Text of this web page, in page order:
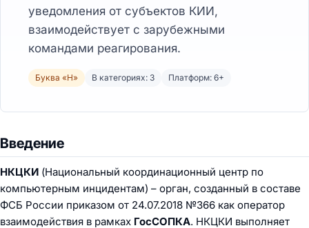
уведомления от субъектов КИИ,
взаимодействует с зарубежными
командами реагирования.
Буква «Н» В категориях: 3 Платформ: 6+
Введение
НКЦКИ (Национальный координационный центр по
компьютерным инцидентам) – орган, созданный в составе
ФСБ России приказом от 24.07.2018 №366 как оператор
взаимодействия в рамках ГосСОПКА. НКЦКИ выполняет